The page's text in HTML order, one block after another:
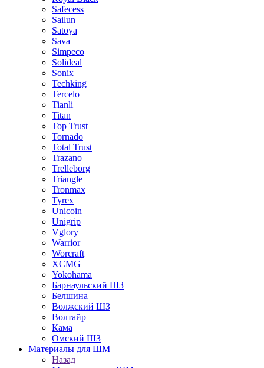
Safecess
Sailun
Satoya
Sava
Simpeco
Solideal
Sonix
Techking
Tercelo
Tianli
Titan
Top Trust
Tornado
Total Trust
Trazano
Trelleborg
Triangle
Tronmax
Tyrex
Unicoin
Unigrip
Vglory
Warrior
Worcraft
XCMG
Yokohama
Барнаульский ШЗ
Белшина
Волжский ШЗ
Волтайр
Кама
Омский ШЗ
Материалы для ШМ
Назад